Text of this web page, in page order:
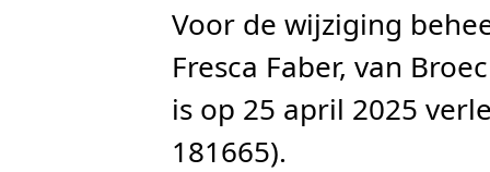
Voor de wijziging
Fresca Faber, van
is op 25 april 2025
181665).